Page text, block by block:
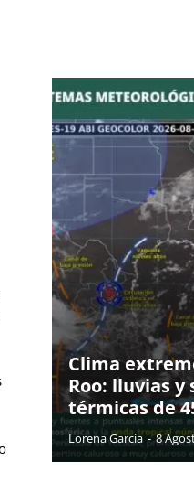
Clima
Roo: lluvias y
térmicas de
Lorena García - 8